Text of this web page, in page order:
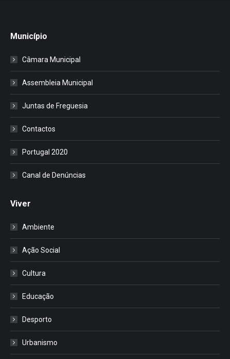
Município
Câmara Municipal
Assembleia Municipal
Juntas de Freguesia
Contactos
Portugal 2020
Canal de Denúncias
Viver
Ambiente
Ação Social
Cultura
Educação
Desporto
Urbanismo